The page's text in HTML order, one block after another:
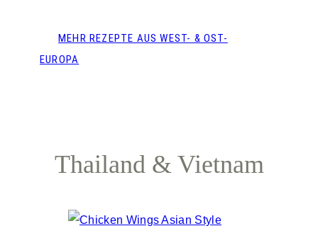
MEHR REZEPTE AUS WEST- & OST-
EUROPA
Thailand & Vietnam